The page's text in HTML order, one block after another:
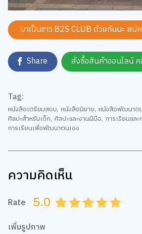
มาเป็นชาว B2S CLUB ด้วยกันนะ สมั
Share สั่งซื้อสินค้าออนไลน์ ค
Tag:
หนังสือเตรียมสอบ หนังสือนิยาย หนังสือพัฒนาต
ศิลปะสำหรับเด็ก ศิลปะและงานฝีมือ การเรียนแล
การเรียนเพื่อพัฒนาตนเอง
ความคิดเห็น
Rate 5.0 4.5
4.0
3.5
3.0
2.5
2.0
1.5
1.0
0.5
เพิ่มรูปภาพ